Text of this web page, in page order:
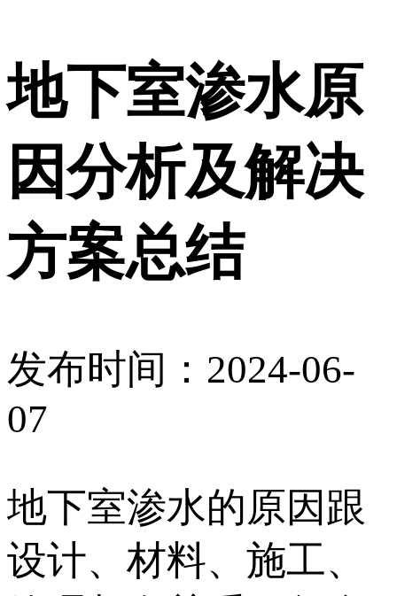
地下室渗水原
因分析及解决
方案总结
发布时间：2024-06-
07
地下室渗水的原因跟
设计、材料、施工、